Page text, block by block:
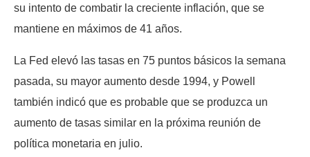
su intento de combatir la creciente inflación, que se
mantiene en máximos de 41 años.
La Fed elevó las tasas en 75 puntos básicos la semana
pasada, su mayor aumento desde 1994, y Powell
también indicó que es probable que se produzca un
aumento de tasas similar en la próxima reunión de
política monetaria en julio.